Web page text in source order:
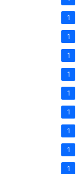
1
1
1
1
1
1
1
1
1